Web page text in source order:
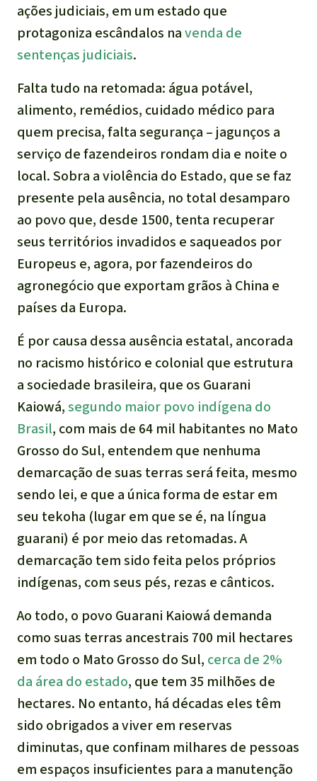
ações judiciais, em um estado que
protagoniza escândalos navenda de
sentenças judiciais.
Falta tudo na retomada: água potável,
alimento, remédios, cuidado médico para
quem precisa, falta segurança – jagunços a
serviço de fazendeiros rondam dia e noite o
local. Sobra a violência do Estado, que se faz
presente pela ausência, no total desamparo
ao povo que, desde 1500, tenta recuperar
seus territórios invadidos e saqueados por
Europeus e, agora, por fazendeiros do
agronegócio que exportam grãos à China e
países da Europa.
É por causa dessa ausência estatal, ancorada
no racismo histórico e colonial que estrutura
a sociedade brasileira, que os Guarani
Kaiowá,segundo maior povo indígena do
Brasil, com mais de 64 mil habitantes no Mato
Grosso do Sul, entendem que nenhuma
demarcação de suas terras será feita, mesmo
sendo lei, e que a única forma de estar em
seu tekoha (lugar em que se é, na língua
guarani) é por meio das retomadas. A
demarcação tem sido feita pelos próprios
indígenas, com seus pés, rezas e cânticos.
Ao todo, o povo Guarani Kaiowá demanda
como suas terras ancestrais 700 mil hectares
em todo o Mato Grosso do Sul, cerca de 2%
da área do estado, que tem 35 milhões de
hectares. No entanto, há décadas eles têm
sido obrigados a viver em reservas
diminutas, que confinam milhares de pessoas
em espaços insuficientes para a manutenção